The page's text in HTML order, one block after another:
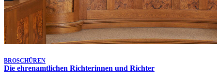
Heute, 15:30 Uhr
Gütetermin
Klagen in bürgerlichen Rechtsstreitigkeiten - 4 Ca 5261/26
Letzte Aktualisierung:
Heute, 13:25 Uhr
BROSCHÜREN
Die ehrenamtlichen Richterinnen und Richter